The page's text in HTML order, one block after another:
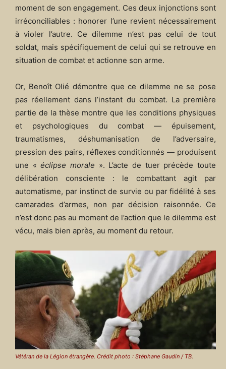
moment de son engagement. Ces deux injonctions sont
irréconciliables : honorer l’une revient nécessairement
à violer l’autre. Ce dilemme n’est pas celui de tout
soldat, mais spécifiquement de celui qui se retrouve en
situation de combat et actionne son arme.
Or, Benoît Olié démontre que ce dilemme ne se pose
pas réellement dans l’instant du combat. La première
partie de la thèse montre que les conditions physiques
et psychologiques du combat — épuisement,
traumatismes, déshumanisation de l’adversaire,
pression des pairs, réflexes conditionnés — produisent
une «éclipse morale ». L’acte de tuer précède toute
délibération consciente : le combattant agit par
automatisme, par instinct de survie ou par fidélité à ses
camarades d’armes, non par décision raisonnée. Ce
n’est donc pas au moment de l’action que le dilemme est
vécu, mais bien après, au moment du retour.
Vétéran de la Légion étrangère. Crédit photo : Stéphane Gaudin / TB.